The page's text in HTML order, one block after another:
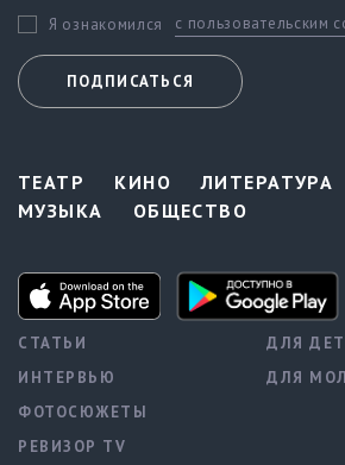
Я ознакомился с пользовательским
ПОДПИСАТЬСЯ
ТЕАТР КИНО ЛИТЕРАТУРА
МУЗЫКА
ОБЩЕСТВО
СТАТЬИ
ИНТЕРВЬЮ
ФОТОСЮЖЕТЫ
РЕВИЗОР TV
ДЛЯ
ДЛЯ